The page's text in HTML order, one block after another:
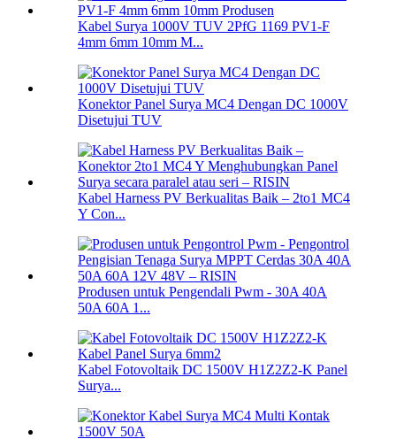
Kabel Surya 1000V TUV 2PfG 1169 PV1-F
4mm 6mm 10mm M...
Konektor Panel Surya MC4 Dengan DC 1000V
Disetujui TUV
Kabel Harness PV Berkualitas Baik – 2to1 MC4
Y Con...
Produsen untuk Pengendali Pwm - 30A 40A
50A 60A 1...
Kabel Fotovoltaik DC 1500V H1Z2Z2-K Panel
Surya...